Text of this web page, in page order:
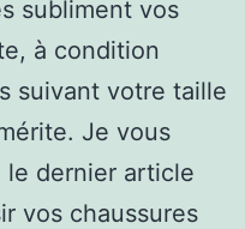
subliment vos
à condition
suivant votre taille
Je vous
le dernier article
vos chaussures